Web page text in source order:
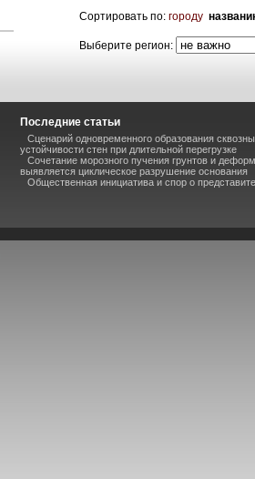
Сортировать по: городу
Выберите регион:
Последние статьи
Сценарий одновременного образования
устойчивости стен при длительной перегрузке
Сочетание морозного пучения грунтов и
выявляется циклическое разрушение основания
Общественная инициатива и спор о